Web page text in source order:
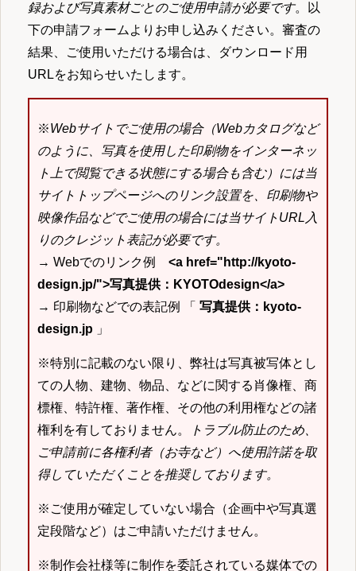
録および写真素材ごとのご使用申請が必要です。以
下の申請フォームよりお申し込みください。審査の
結果、ご使用いただける場合は、ダウンロード用
URLをお知らせいたします。
※Webサイトでご使用の場合（Webカタログなど
のように、写真を使用した印刷物をインターネッ
ト上で閲覧できる状態にする場合も含む）には当
サイトトップページへのリンク設置を、印刷物や
映像作品などでご使用の場合には当サイトURL入
りのクレジット表記が必要です。
→ Webでのリンク例 <a href="http://kyoto-
design.jp/">写真提供：KYOTOdesign</a>
→ 印刷物などでの表記例 「 写真提供：kyoto-
design.jp 」
※特別に記載のない限り、弊社は写真被写体とし
ての人物、建物、物品、などに関する肖像権、商
標権、特許権、著作権、その他の利用権などの諸
権利を有しておりません。
トラブル防止のため、
ご申請前に各権利者（お寺など）へ使用許諾を取
得していただくことを推奨しております。
※ご使用が確定していない場合（企画中や写真選
定段階など）はご申請いただけません。
※制作会社様等に制作を委託されている媒体での